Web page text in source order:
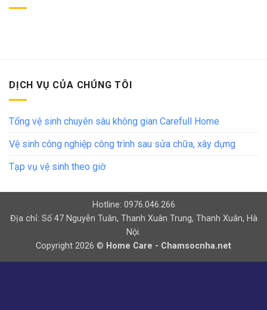
DỊCH VỤ CỦA CHÚNG TÔI
Tổng vệ sinh chuyên sâu không gian Carefull Home
Vệ sinh công nghiệp công trình sau sửa chữa, xây dựng
Tạp vụ vệ sinh theo giờ
Hotline: 0976.046.266
Địa chỉ: Số 47 Nguyễn Tuân, Thanh Xuân Trung, Thanh Xuân, Hà
Nội.
Copyright 2026 © Home Care - Chamsocnha.net